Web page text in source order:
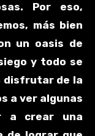
Por eso,
más bien
un oasis de
y todo se
disfrutar de la
a ver algunas
a crear una